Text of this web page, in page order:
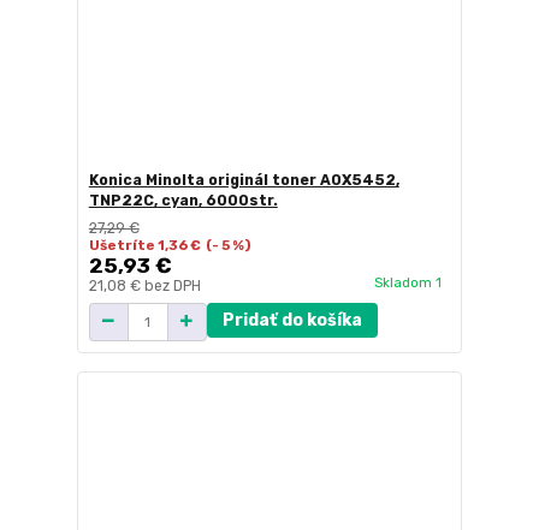
Konica Minolta originál toner A0X5452,
TNP22C, cyan, 6000str.
27,29 €
Ušetríte 1,36 € (- 5 %)
25,93 €
21,08 € bez DPH Skladom 1
Pridať do košíka